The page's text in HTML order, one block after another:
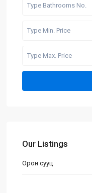
Our Listings
Орон сууц